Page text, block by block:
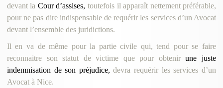
devant la Cour d’assises, toutefois il apparaît nettement préférable,
pour ne pas dire indispensable de requérir les services d’un Avocat
devant l’ensemble des juridictions.
Il en va de même pour la partie civile qui, tend pour se faire
reconnaitre son statut de victime que pour obtenirune juste
indemnisation de son préjudice, devra requérir les services d’un
Avocat à Nice.